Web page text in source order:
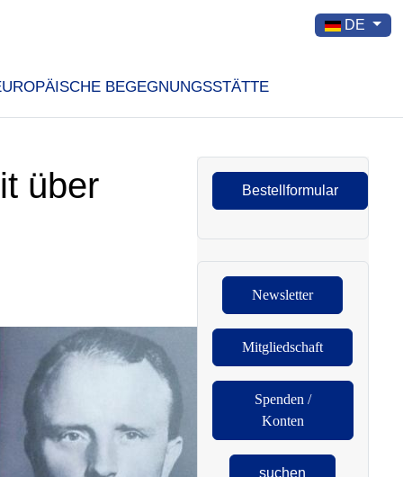
Sprache
DE
BEGEGNUNGSSTÄTTE
über Bestellformular
Newsletter
Mitgliedschaft
Spenden /
Konten
suchen